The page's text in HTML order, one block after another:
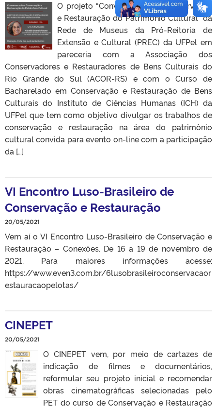
O projeto “Conversas sobre Conservação
e Restauração do Patrimônio Cultural” da
Rede de Museus da Pró-Reitoria de
Extensão e Cultural (PREC) da UFPel em
pareceria com a Associação dos
Conservadores e Restauradores de Bens Culturais do
Rio Grande do Sul (ACOR-RS) e com o Curso de
Bacharelado em Conservação e Restauração de Bens
Culturais do Instituto de Ciências Humanas (ICH) da
UFPel que tem como objetivo divulgar os trabalhos de
conservação e restauração na área do patrimônio
cultural convida para evento on-line com a participação
da […]
VI Encontro Luso-Brasileiro de
Conservação e Restauração
20/05/2021
Vem aí o VI Encontro Luso-Brasileiro de Conservação e
Restauração – Conexões. De 16 a 19 de novembro de
2021. Para maiores informações acesse:
https://www.even3.com.br/6lusobrasileiroconservacaor
estauracaopelotas/
CINEPET
20/05/2021
O CINEPET vem, por meio de cartazes de
indicação de filmes e documentários,
reformular seu projeto inicial e recomendar
obras cinematográficas selecionadas pelo
PET do curso de Conservação e Restauração